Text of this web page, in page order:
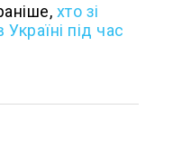
хто зі
під час